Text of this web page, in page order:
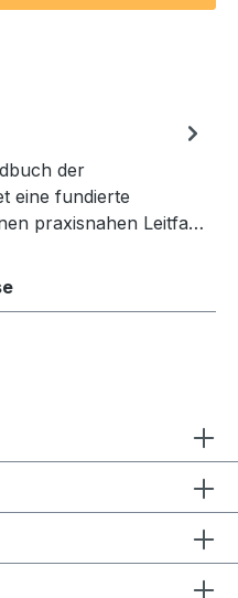
der
eine fundierte
praxisnahen Leitfa…